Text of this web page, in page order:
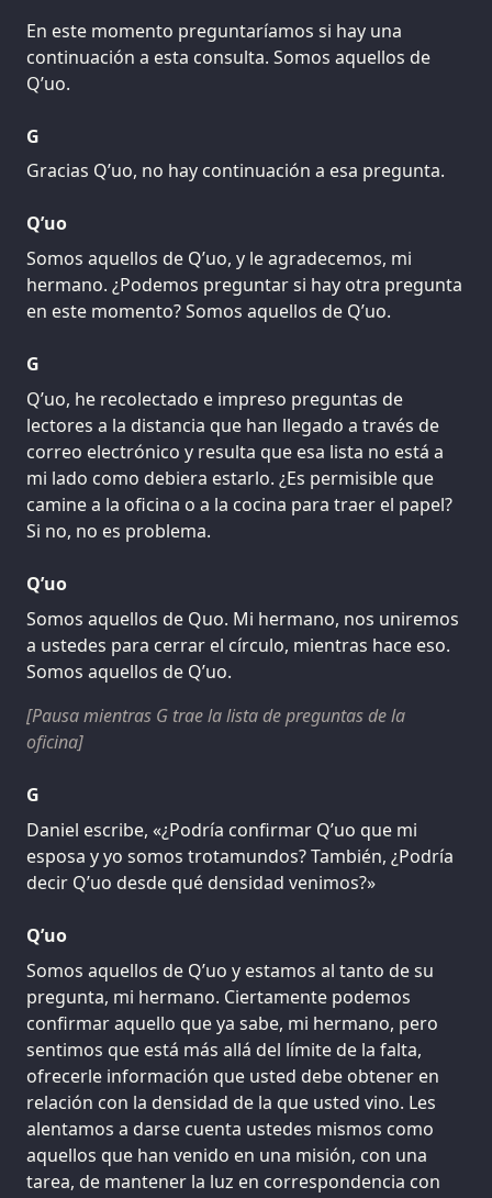
En este momento preguntaríamos si hay una
continuación a esta consulta. Somos aquellos de
Q’uo.
G
Gracias Q’uo, no hay continuación a esa pregunta.
Q’uo
Somos aquellos de Q’uo, y le agradecemos, mi
hermano. ¿Podemos preguntar si hay otra pregunta
en este momento? Somos aquellos de Q’uo.
G
Q’uo, he recolectado e impreso preguntas de
lectores a la distancia que han llegado a través de
correo electrónico y resulta que esa lista no está a
mi lado como debiera estarlo. ¿Es permisible que
camine a la oficina o a la cocina para traer el papel?
Si no, no es problema.
Q’uo
Somos aquellos de Quo. Mi hermano, nos uniremos
a ustedes para cerrar el círculo, mientras hace eso.
Somos aquellos de Q’uo.
[Pausa mientras G trae la lista de preguntas de la
oficina]
G
Daniel escribe, «¿Podría confirmar Q’uo que mi
esposa y yo somos trotamundos? También, ¿Podría
decir Q’uo desde qué densidad venimos?»
Q’uo
Somos aquellos de Q’uo y estamos al tanto de su
pregunta, mi hermano. Ciertamente podemos
confirmar aquello que ya sabe, mi hermano, pero
sentimos que está más allá del límite de la falta,
ofrecerle información que usted debe obtener en
relación con la densidad de la que usted vino. Les
alentamos a darse cuenta ustedes mismos como
aquellos que han venido en una misión, con una
tarea, de mantener la luz en correspondencia con